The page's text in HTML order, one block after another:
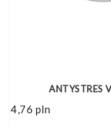
ANTYSTRES
4,76 pln